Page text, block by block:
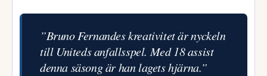
”Bruno Fernandes kreativitet är nyckeln
till Uniteds anfallsspel. Med 18 assist
denna säsong är han lagets hjärna.”